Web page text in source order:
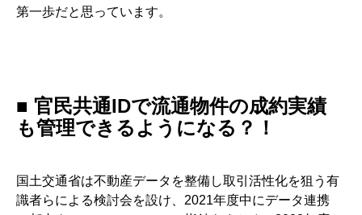
第一歩だと思っています。
■ 官民共通IDで流通物件の成約実績
も管理できるようになる？！
国土交通省は不動産データを整備し取引活性化を狙う有
識者らによる検討会を設け、2021年度中にデータ連携